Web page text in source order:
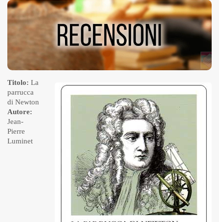
Titolo: La
parrucca
di Newton
Autore:
Jean-
Pierre
Luminet